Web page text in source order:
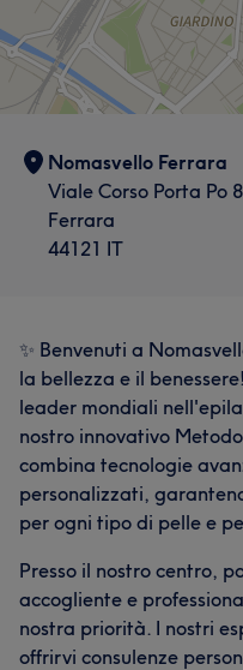
Nomasvello Ferrara
Viale Corso Porta Po
Ferrara
44121 IT
✨ Benvenuti a
la bellezza e il
leader mondiali
nostro innovativo
combina tecnologie
personalizzati,
per ogni tipo di pelle e
Presso il nostro centro,
accogliente e
nostra priorità. I nostri
offrirvi consulenze